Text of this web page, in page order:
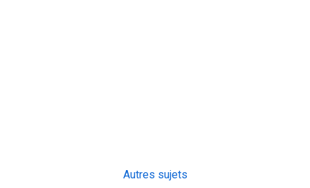
Autres sujets